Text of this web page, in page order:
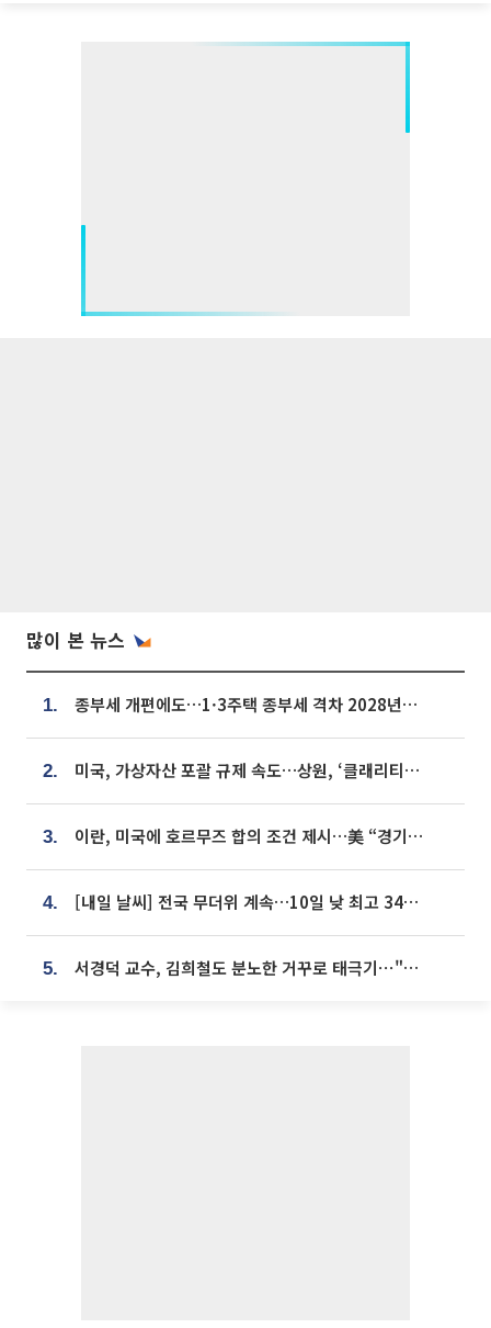
많이 본 뉴스
1. 종부세 개편에도…1·3주택 종부세 격차 2028년부터 확대
2. 미국, 가상자산 포괄 규제 속도…상원, ‘클래리티법’ 9월 절차투표 추진
3. 이란, 미국에 호르무즈 합의 조건 제시…美 “경기 아직 안 끝나” [종합]
4. [내일 날씨] 전국 무더위 계속…10일 낮 최고 34도 육박
5. 서경덕 교수, 김희철도 분노한 거꾸로 태극기⋯"엉터리는 아냐, 아쉬울 뿐"